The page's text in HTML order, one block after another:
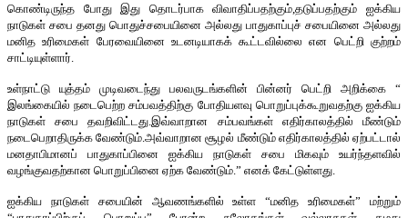
கொண்டிருந்த போது இது தொடர்பாக விவாதிப்பதற்கும்,தடுப்பதற்கும் ஐக்கிய
நாடுகள் சபை தனது பொதுச்சபையினை அல்லது பாதுகாப்புச் சபையினை அல்லது
மனித உரிமைகள் பேரவையினை உடனடியாகக் கூட்டவில்லை என பெட்றி குற்றம்
சாட்டியுள்ளார்.
உள்நாட்டு யுத்தம் முடிவடைந்து பலவருடங்களின் பின்னர் பெட்றி அறிக்கை “
இலங்கையில் நடைபெற்ற சம்பவத்திற்கு போதியளவு பொறுப்புக்கூறுவதற்கு ஐக்கிய
நாடுகள் சபை தவறிவிட்டது.இவ்வாறான சம்பவங்கள் எதிர்காலத்தில் மீண்டும்
நடைபெறாதிருக்க வேண்டும்.அவ்வாறான சூழல் மீண்டும் எதிர்காலத்தில் ஏற்பட்டால்
மனதாபிமானப் பாதுகாப்பினை ஐக்கிய நாடுகள் சபை மிகவும் உயர்ந்தளவில்
வழங்குவதற்கான பொறுப்பினை ஏற்க வேண்டும்.” எனக் கேட்டுள்ளது.
ஐக்கிய நாடுகள் சபையின் ஆவணங்களில் உள்ள “மனித உரிமைகள்” மற்றும்